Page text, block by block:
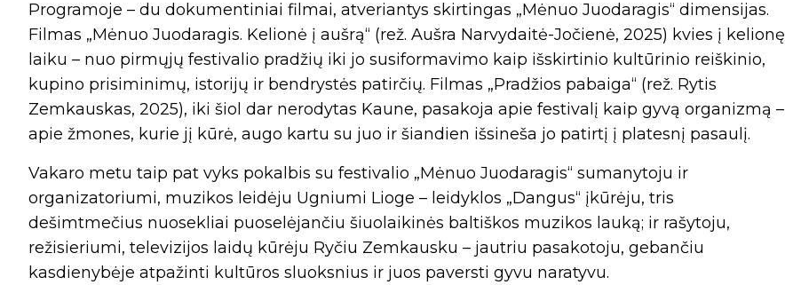
Programoje – du dokumentiniai filmai, atveriantys skirtingas „Mėnuo Juodaragis“ dimensijas.
Filmas „Mėnuo Juodaragis. Kelionė į aušrą“ (rež. Aušra Narvydaitė-Jočienė, 2025) kvies į kelionę
laiku – nuo pirmųjų festivalio pradžių iki jo susiformavimo kaip išskirtinio kultūrinio reiškinio,
kupino prisiminimų, istorijų ir bendrystės patirčių. Filmas „Pradžios pabaiga“ (rež. Rytis
Zemkauskas, 2025), iki šiol dar nerodytas Kaune, pasakoja apie festivalį kaip gyvą organizmą –
apie žmones, kurie jį kūrė, augo kartu su juo ir šiandien išsineša jo patirtį į platesnį pasaulį.
Vakaro metu taip pat vyks pokalbis su festivalio „Mėnuo Juodaragis“ sumanytoju ir
organizatoriumi, muzikos leidėju Ugniumi Lioge – leidyklos „Dangus“ įkūrėju, tris
dešimtmečius nuosekliai puoselėjančiu šiuolaikinės baltiškos muzikos lauką; ir rašytoju,
režisieriumi, televizijos laidų kūrėju Ryčiu Zemkausku – jautriu pasakotoju, gebančiu
kasdienybėje atpažinti kultūros sluoksnius ir juos paversti gyvu naratyvu.